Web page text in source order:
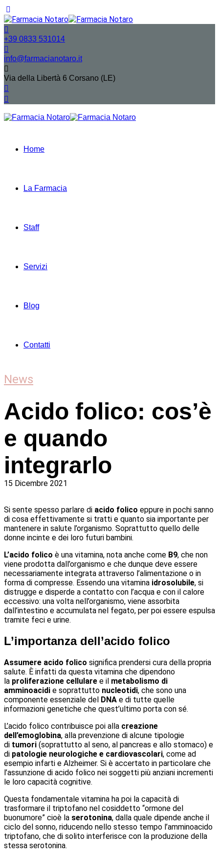
+39 0833 531014
info@farmacianotaro.it
Via della Libertà 6 Corsano (LE)
Home
La Farmacia
Staff
Servizi
Blog
Contatti
News
Acido folico: cos’è
e quando
integrarlo
15 Dicembre 2021
Si sente spesso parlare di acido folico eppure in pochi sanno
di cosa effettivamente si tratti e quanto sia importante per
mantenere in salute l’organismo. Soprattutto quello delle
donne incinte e dei loro futuri bambini.
L’acido folico è una vitamina, nota anche come B9, che non
viene prodotta dall’organismo e che dunque deve essere
necessariamente integrata attraverso l’alimentazione o in
forma di compresse. Essendo una vitamina idrosolubile, si
distrugge e disperde a contatto con l’acqua e con il calore
eccessivo: una volta nell’organismo, viene assorbita
dall’intestino e accumulata nel fegato, per poi essere espulsa
tramite feci e urine.
L’importanza dell’acido folico
Assumere acido folico significa prendersi cura della propria
salute. È infatti da questa vitamina che dipendono
la proliferazione cellulare e il metabolismo di
amminoacidi e soprattutto nucleotidi, che sono una
componente essenziale del DNA e di tutte quelle
informazioni genetiche che quest’ultimo porta con sé.
L’acido folico contribuisce poi alla creazione
dell’emoglobina, alla prevenzione di alcune tipologie
di tumori (soprattutto al seno, al pancreas e allo stomaco) e
di patologie neurologiche e cardiovascolari, come ad
esempio infarti e Alzheimer. Si è accertato in particolare che
l’assunzione di acido folico nei soggetti più anziani incrementi
le loro capacità cognitive.
Questa fondamentale vitamina ha poi la capacità di
trasformare il triptofano nel cosiddetto “ormone del
buonumore” cioè la serotonina, dalla quale dipende anche il
ciclo del sonno, riducendo nello stesso tempo l’amminoacido
triptofano, che di solito interferisce con la produzione della
stessa serotonina.